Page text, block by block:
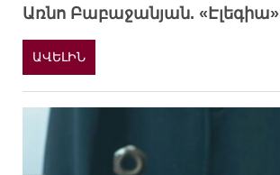
Առնո Բաբաջանյան. «Էլեգիա»
ԱՎԵԼԻՆ